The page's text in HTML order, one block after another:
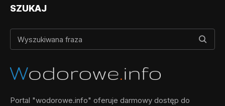
SZUKAJ
Portal "wodorowe.info" oferuje darmowy dostęp do